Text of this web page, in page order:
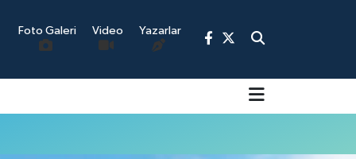
Foto Galeri Video Yazarlar